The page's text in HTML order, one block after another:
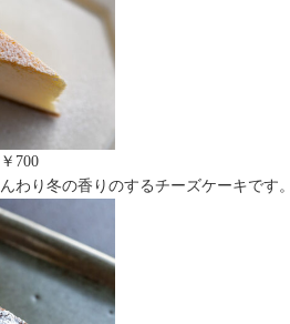
700
わり冬の香りのするチーズケーキです。